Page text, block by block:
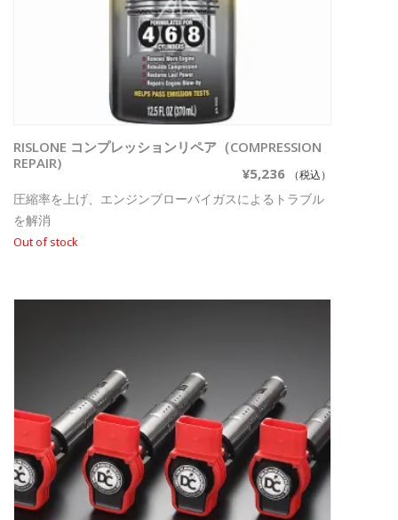
続きを読む
RISLONE コンプレッションリペア（COMPRESSION
REPAIR)
¥5,236 （税込）
圧縮率を上げ、エンジンブローバイガスによるトラブル
を解消
Out of stock